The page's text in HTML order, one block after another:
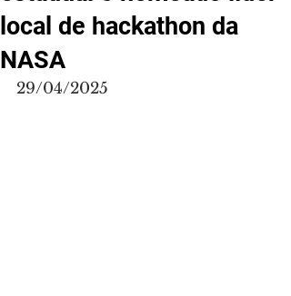
local de hackathon da
NASA
29/04/2025